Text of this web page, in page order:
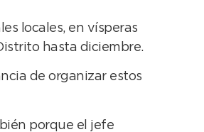
locales, en vísperas
hasta diciembre.
de organizar estos
porque el jefe